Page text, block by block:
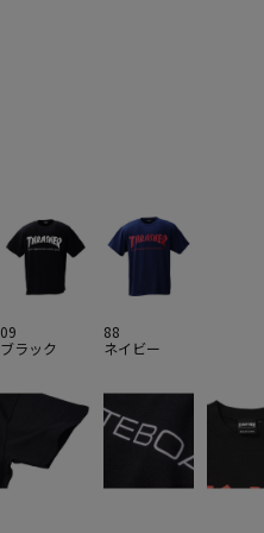
09
ブラック
88
ネイビー